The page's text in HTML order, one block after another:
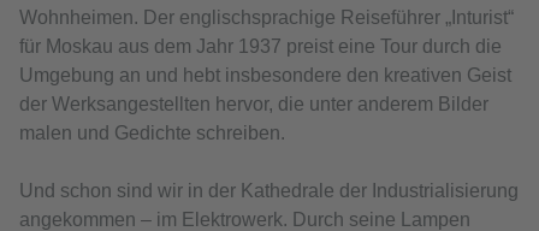
Wohnheimen. Der englischsprachige Reiseführer „Inturist“
für Moskau aus dem Jahr 1937 preist eine Tour durch die
Umgebung an und hebt insbesondere den kreativen Geist
der Werksangestellten hervor, die unter anderem Bilder
malen und Gedichte schreiben.
Und schon sind wir in der Kathedrale der Industrialisierung
angekommen – im Elektrowerk. Durch seine Lampen